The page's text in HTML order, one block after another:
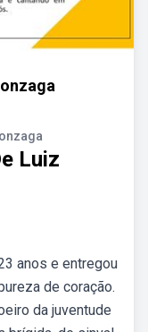
Luiz
anos e entregou
de coração.
da juventude